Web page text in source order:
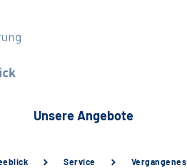
Unsere Angebote
Service Vergangenes